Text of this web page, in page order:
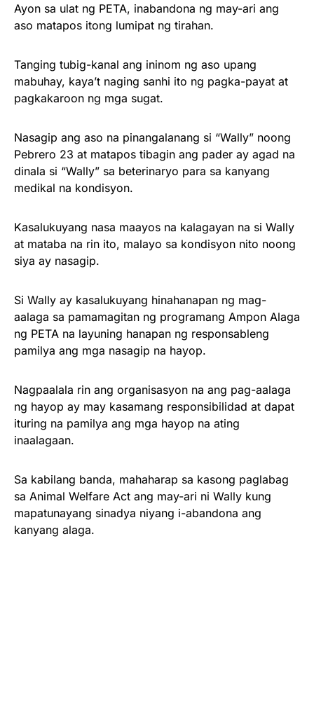
Ayon sa ulat ng PETA, inabandona ng may-ari ang
aso matapos itong lumipat ng tirahan.
Tanging tubig-kanal ang ininom ng aso upang
mabuhay, kaya’t naging sanhi ito ng pagka-payat at
pagkakaroon ng mga sugat.
Nasagip ang aso na pinangalanang si “Wally” noong
Pebrero 23 at matapos tibagin ang pader ay agad na
dinala si “Wally” sa beterinaryo para sa kanyang
medikal na kondisyon.
Kasalukuyang nasa maayos na kalagayan na si Wally
at mataba na rin ito, malayo sa kondisyon nito noong
siya ay nasagip.
Si Wally ay kasalukuyang hinahanapan ng mag-
aalaga sa pamamagitan ng programang Ampon Alaga
ng PETA na layuning hanapan ng responsableng
pamilya ang mga nasagip na hayop.
Nagpaalala rin ang organisasyon na ang pag-aalaga
ng hayop ay may kasamang responsibilidad at dapat
ituring na pamilya ang mga hayop na ating
inaalagaan.
Sa kabilang banda, mahaharap sa kasong paglabag
sa Animal Welfare Act ang may-ari ni Wally kung
mapatunayang sinadya niyang i-abandona ang
kanyang alaga.